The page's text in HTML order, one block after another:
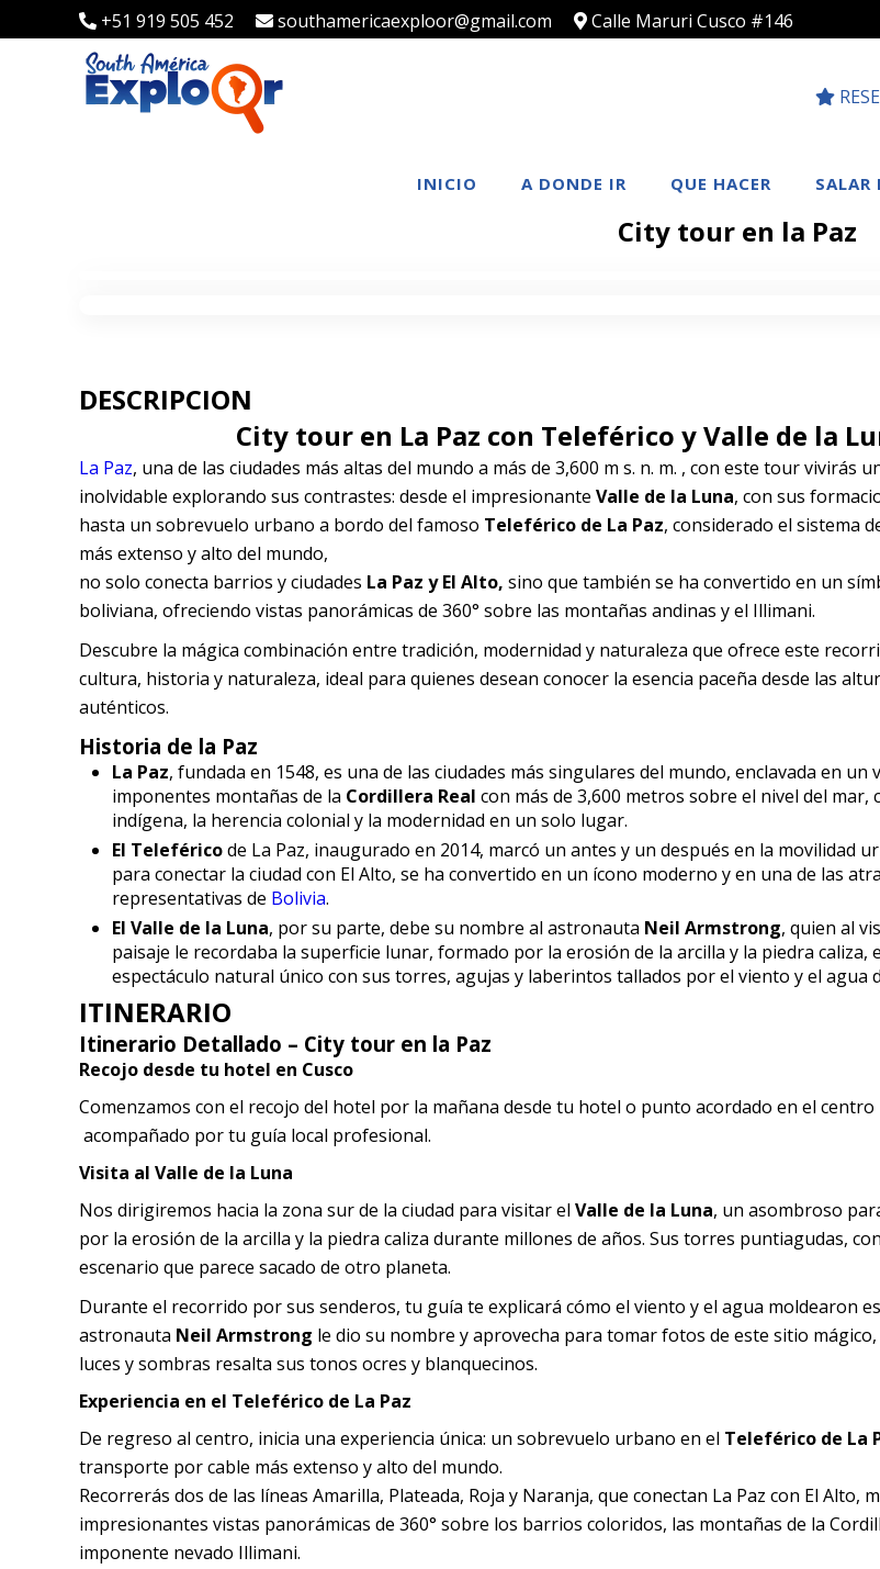
+51 919 505 452 southamericaexploor@gmail.com Calle Maruri Cusco #146
INICIO A DONDE IR QUE HACER SALAR
City tour en la Paz
DESCRIPCION
City tour en La Paz con Teleférico y Valle de la
La Paz, una de las ciudades más altas del mundo a más de 3,600 m s. n. m. , con este tour vivirás
inolvidable explorando sus contrastes: desde el impresionante Valle de la Luna, con sus
hasta un sobrevuelo urbano a bordo del famoso Teleférico de La Paz, considerado el sistema
más extenso y alto del mundo,
no solo conecta barrios y ciudades La Paz y El Alto, sino que también se ha convertido en un
boliviana, ofreciendo vistas panorámicas de 360° sobre las montañas andinas y el Illimani.
Descubre la mágica combinación entre tradición, modernidad y naturaleza que ofrece este
cultura, historia y naturaleza, ideal para quienes desean conocer la esencia paceña desde las
auténticos.
Historia de la Paz
La Paz, fundada en 1548, es una de las ciudades más singulares del mundo, enclavada en un
imponentes montañas de la Cordillera Real con más de 3,600 metros sobre el nivel del mar,
indígena, la herencia colonial y la modernidad en un solo lugar.
El Teleféricode La Paz, inaugurado en 2014, marcó un antes y un después en la movilidad
para conectar la ciudad con El Alto, se ha convertido en un ícono moderno y en una de las
representativas de Bolivia.
El Valle de la Luna, por su parte, debe su nombre al astronauta Neil Armstrong, quien al
paisaje le recordaba la superficie lunar, formado por la erosión de la arcilla y la piedra caliza,
espectáculo natural único con sus torres, agujas y laberintos tallados por el viento y el agua
ITINERARIO
Itinerario Detallado – City tour en la Paz
Recojo desde tu hotel en Cusco
Comenzamos con el recojo del hotel por la mañana desde tu hotel o punto acordado en el centro
acompañado por tu guía local profesional.
Visita al Valle de la Luna
Nos dirigiremos hacia la zona sur de la ciudad para visitar el Valle de la Luna, un asombroso
por la erosión de la arcilla y la piedra caliza durante millones de años. Sus torres puntiagudas,
escenario que parece sacado de otro planeta.
Durante el recorrido por sus senderos, tu guía te explicará cómo el viento y el agua moldearon
astronauta Neil Armstrong le dio su nombre y aprovecha para tomar fotos de este sitio
luces y sombras resalta sus tonos ocres y blanquecinos.
Experiencia en el Teleférico de La Paz
De regreso al centro, inicia una experiencia única: un sobrevuelo urbano en el Teleférico de La
transporte por cable más extenso y alto del mundo.
Recorrerás dos de las líneas Amarilla, Plateada, Roja y Naranja, que conectan La Paz con El Alto,
impresionantes vistas panorámicas de 360° sobre los barrios coloridos, las montañas de la
imponente nevado Illimani.